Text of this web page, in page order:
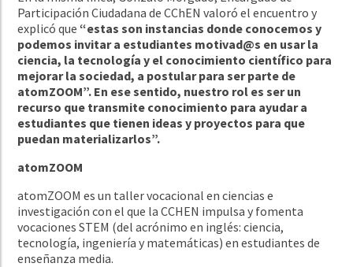
Participación Ciudadana de CChEN valoró el encuentro y
explicó que “estas son instancias donde conocemos y
podemos invitar a estudiantes motivad@s en usar la
ciencia, la tecnología y el conocimiento científico para
mejorar la sociedad, a postular para ser parte de
atomZOOM”. En ese sentido, nuestro rol es ser un
recurso que transmite conocimiento para ayudar a
estudiantes que tienen ideas y proyectos para que
puedan materializarlos”.
atomZOOM
atomZOOM es un taller vocacional en ciencias e
investigación con el que la CCHEN impulsa y fomenta
vocaciones STEM (del acrónimo en inglés: ciencia,
tecnología, ingeniería y matemáticas) en estudiantes de
enseñanza media.